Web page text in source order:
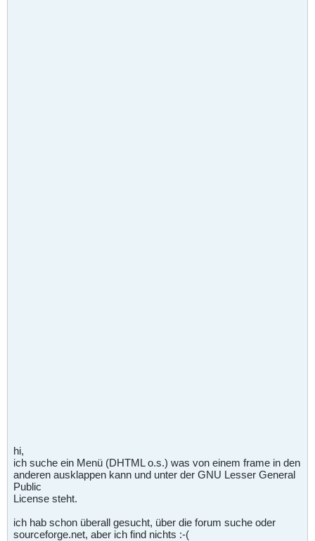
hi,
ich suche ein Menü (DHTML o.s.) was von einem frame in den
anderen ausklappen kann und unter der GNU Lesser General
Public
License steht.
ich hab schon überall gesucht, über die forum suche oder
sourceforge.net, aber ich find nichts :-(